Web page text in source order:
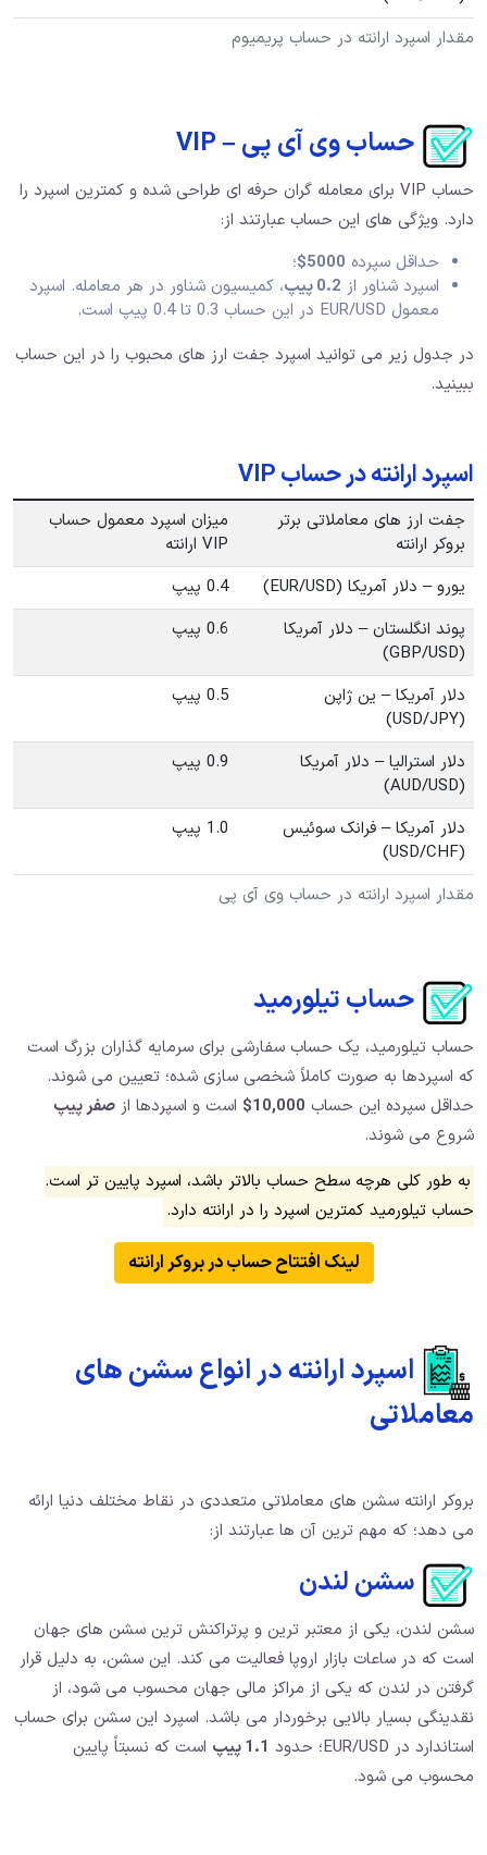
مقدار اسپرد ارانته در حساب پریمیوم
حساب وی آی پی – VIP
حساب VIP برای معامله گران حرفه ای طراحی شده و کمترین اسپرد را
دارد. ویژگی های این حساب عبارتند از:
حداقل سپرده 5000$ ؛
اسپرد شناور از 0.2 پیپ
، کمیسیون شناور در هر معامله. اسپرد
معمول EUR/USD در این حساب 0.3 تا 0.4 پیپ است.
در جدول زیر می توانید اسپرد جفت ارز های محبوب را در این حساب
ببینید.
اسپرد ارانته در حساب VIP
مقدار اسپرد ارانته در حساب وی آی پی
جفت ارز های معاملاتی برتر
بروکر ارانته
میزان اسپرد معمول حساب
VIP ارانته
یورو – دلار آمریکا (EUR/USD)
0.4 پیپ
پوند انگلستان – دلار آمریکا
(GBP/USD)
0.6 پیپ
دلار آمریکا – ین ژاپن
(USD/JPY)
0.5 پیپ
دلار استرالیا – دلار آمریکا
(AUD/USD)
0.9 پیپ
دلار آمریکا – فرانک سوئیس
(USD/CHF)
1.0 پیپ
حساب تیلورمید
حساب تیلورمید، یک حساب سفارشی برای سرمایه گذاران بزرگ است
که اسپردها به صورت کاملاً شخصی سازی شده؛ تعیین می شوند.
حداقل سپرده این حساب 10,000$ است و اسپردها از صفر پیپ
شروع می شوند.
به طور کلی هرچه سطح حساب بالاتر باشد، اسپرد پایین تر است.
حساب تیلورمید کمترین اسپرد را در ارانته دارد.
لینک افتتاح حساب در بروکر ارانته
اسپرد ارانته در انواع سشن های
معاملاتی
بروکر ارانته سشن های معاملاتی متعددی در نقاط مختلف دنیا ارائه
می دهد؛ که مهم ترین آن ها عبارتند از:
سشن لندن
سشن لندن، یکی از معتبر ترین و پرتراکنش ترین سشن های جهان
است که در ساعات بازار اروپا فعالیت می کند. این سشن، به دلیل قرار
گرفتن در لندن که یکی از مراکز مالی جهان محسوب می شود، از
نقدینگی بسیار بالایی برخوردار می باشد. اسپرد این سشن برای حساب
استاندارد در EUR/USD؛ حدود
1.1 پیپ
است که نسبتاً پایین
محسوب می شود.